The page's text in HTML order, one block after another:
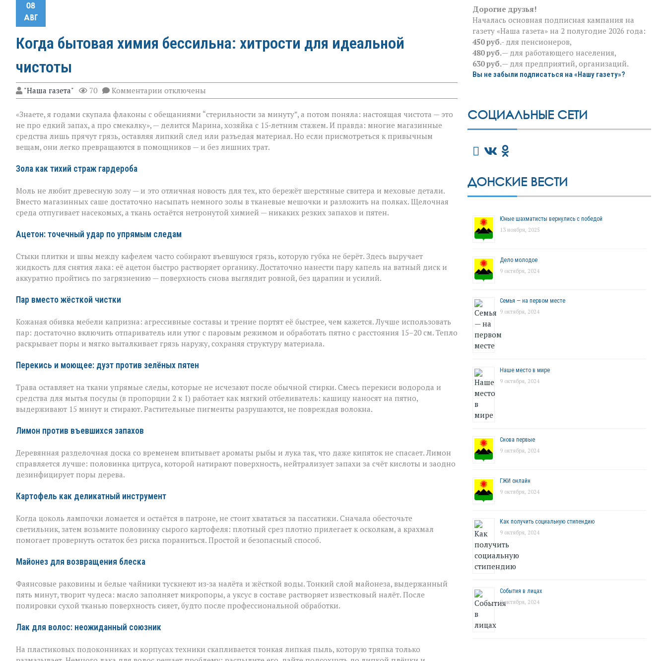
08
АВГ
Когда бытовая химия бессильна: хитрости для идеальной
чистоты
"Наша газета" 70 Комментарии к
записи
бытовая
химия
бессильна:
хитрости
для
отключены
«Знаете, я годами скупала флаконы с обещаниями “стерильности за минуту”, а потом поняла: настоящая чистота — это
не про едкий запах, а про смекалку», — делится Марина, хозяйка с 15‑летним стажем. И правда: многие магазинные
средства лишь прячут грязь, оставляя липкий след или разъедая материал. Но если присмотреться к привычным
вещам, они легко превращаются в помощников — и без лишних трат.
Зола как тихий страж гардероба
Моль не любит древесную золу — и это отличная новость для тех, кто бережёт шерстяные свитера и меховые детали.
Вместо магазинных саше достаточно насыпать немного золы в тканевые мешочки и разложить на полках. Щелочная
среда отпугивает насекомых, а ткань остаётся нетронутой химией — никаких резких запахов и пятен.
Ацетон: точечный удар по упрямым следам
Стыки плитки и швы между кафелем часто собирают въевшуюся грязь, которую губка не берёт. Здесь выручает
жидкость для снятия лака: её ацетон быстро растворяет органику. Достаточно нанести пару капель на ватный диск и
аккуратно пройтись по загрязнению — поверхность снова выглядит ровной, без царапин и усилий.
Пар вместо жёсткой чистки
Кожаная обивка мебели капризна: агрессивные составы и трение портят её быстрее, чем кажется. Лучше использовать
пар: достаточно включить отпариватель или утюг с паровым режимом и обработать пятно с расстояния 15–20 см. Тепло
раскрывает поры и мягко выталкивает грязь наружу, сохраняя структуру материала.
Перекись и моющее: дуэт против зелёных пятен
Трава оставляет на ткани упрямые следы, которые не исчезают после обычной стирки. Смесь перекиси водорода и
средства для мытья посуды (в пропорции 2 к 1) работает как мягкий отбеливатель: кашицу наносят на пятно,
выдерживают 15 минут и стирают. Растительные пигменты разрушаются, не повреждая волокна.
Лимон против въевшихся запахов
Деревянная разделочная доска со временем впитывает ароматы рыбы и лука так, что даже кипяток не спасает. Лимон
справляется лучше: половинка цитруса, которой натирают поверхность, нейтрализует запахи за счёт кислоты и заодно
дезинфицирует поры дерева.
Картофель как деликатный инструмент
Когда цоколь лампочки ломается и остаётся в патроне, не стоит хвататься за пассатижи. Сначала обесточьте
светильник, затем возьмите половинку сырого картофеля: плотный срез плотно прилегает к осколкам, а крахмал
помогает провернуть остаток без риска пораниться. Простой и безопасный способ.
Майонез для возвращения блеска
Фаянсовые раковины и белые чайники тускнеют из‑за налёта и жёсткой воды. Тонкий слой майонеза, выдержанный
пять минут, творит чудеса: масло заполняет микропоры, а уксус в составе растворяет известковый налёт. После
полировки сухой тканью поверхность сияет, будто после профессиональной обработки.
Лак для волос: неожиданный союзник
На пластиковых подоконниках и корпусах техники скапливается тонкая липкая пыль, которую тряпка только
Дорогие друзья!
Началась основная подписная кампания на
газету «Наша газета» на 2 полугодие 2026 года:
450 руб.- для пенсионеров,
480 руб.— для работающего населения,
630 руб.— для предприятий, организаций.
Вы не забыли подписаться на «Нашу газету»?
СОЦИАЛЬНЫЕ СЕТИ
ДОНСКИЕ ВЕСТИ
Юные шахматисты вернулись с победой
13 ноября, 2025
Дело молодое
9 октября, 2024
Семья — на первом месте
9 октября, 2024
Наше место в мире
9 октября, 2024
Снова первые
9 октября, 2024
ГЖИ онлайн
9 октября, 2024
Как получить социальную стипендию
9 октября, 2024
События в лицах
9 октября, 2024